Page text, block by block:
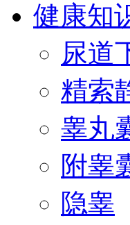
健康知
尿道
精索
睾丸
附睾
隐睾